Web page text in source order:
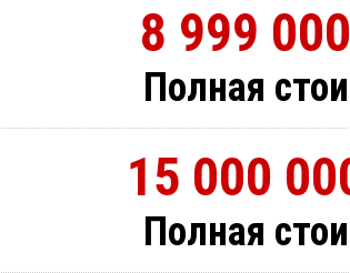
8 999
Полная
15 000
Полная